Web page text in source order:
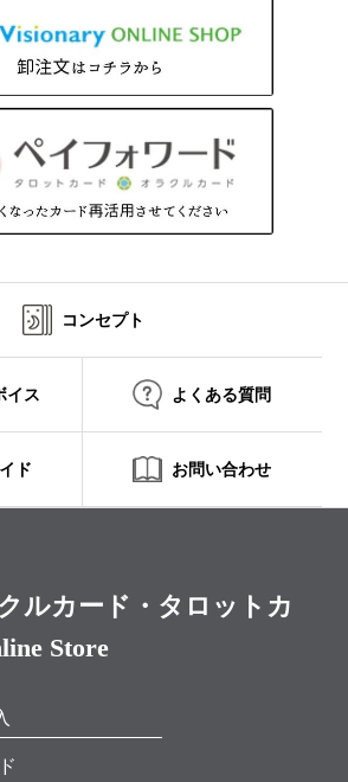
コンセプト
イス よくある質問
ド お問い合わせ
ルカード・タロットカ
Store